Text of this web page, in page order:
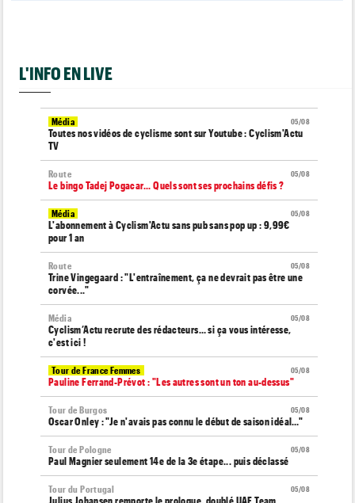
L'INFO EN LIVE
05/08
Média
Toutes nos vidéos de cyclisme sont sur Youtube : Cyclism'Actu
TV
05/08
Route
Le bingo Tadej Pogacar... Quels sont ses prochains défis ?
05/08
Média
L'abonnement à Cyclism'Actu sans pub sans pop up : 9,99€
pour 1 an
05/08
Route
Trine Vingegaard : "L'entraînement, ça ne devrait pas être une
corvée..."
05/08
Média
Cyclism’Actu recrute des rédacteurs… si ça vous intéresse,
c'est ici !
05/08
Tour de France Femmes
Pauline Ferrand-Prévot : "Les autres sont un ton au-dessus"
05/08
Tour de Burgos
Oscar Onley : "Je n'avais pas connu le début de saison idéal…"
05/08
Tour de Pologne
Paul Magnier seulement 14e de la 3e étape... puis déclassé
05/08
Tour du Portugal